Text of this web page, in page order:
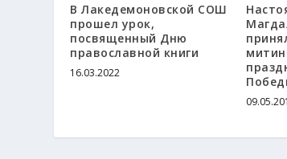
В Лакедемоновской СОШ
прошел урок,
посвященный Дню
православной книги
16.03.2022